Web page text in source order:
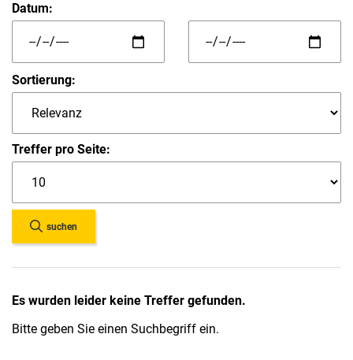
Datum:
Sortierung:
Treffer pro Seite:
suchen
Es wurden leider keine Treffer gefunden.
Bitte geben Sie einen Suchbegriff ein.